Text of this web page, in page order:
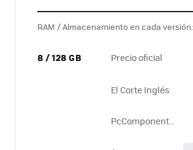
RAM / Almacenamiento en cada versión:
8 / 128 GB Precio oficial
El Corte Inglés
PcComponente